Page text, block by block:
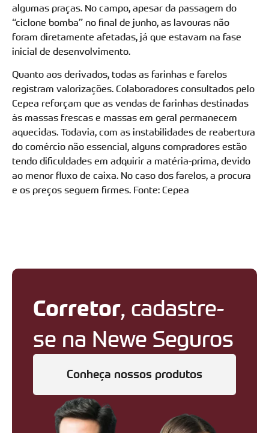
algumas praças. No campo, apesar da passagem do
“ciclone bomba” no final de junho, as lavouras não
foram diretamente afetadas, já que estavam na fase
inicial de desenvolvimento.
Quanto aos derivados, todas as farinhas e farelos
registram valorizações. Colaboradores consultados pelo
Cepea reforçam que as vendas de farinhas destinadas
às massas frescas e massas em geral permanecem
aquecidas. Todavia, com as instabilidades de reabertura
do comércio não essencial, alguns compradores estão
tendo dificuldades em adquirir a matéria-prima, devido
ao menor fluxo de caixa. No caso dos farelos, a procura
e os preços seguem firmes. Fonte: Cepea
Corretor, cadastre-
se na Newe Seguros
Conheça nossos produtos